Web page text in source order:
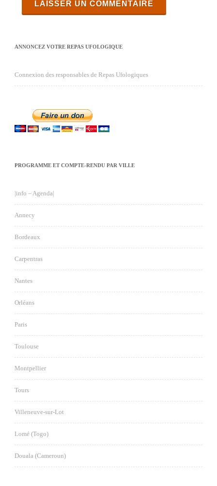
ANNONCEZ VOTRE REPAS UFOLOGIQUE
Connexion des responsables de Repas Ufologiques
PROGRAMME ET COMPTE-RENDU PAR VILLE
|info – Agenda|
Annecy
Bordeaux
Carpentras
Nantes
Orléans
Paris
Toulouse
Montpellier
Tours
Villeneuve-sur-Lot
Lomé (Togo)
Douala (Cameroun)